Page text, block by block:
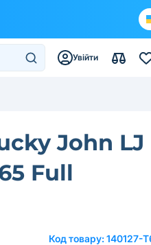
Увійти
John LJ
Full
Код товару: 140127-